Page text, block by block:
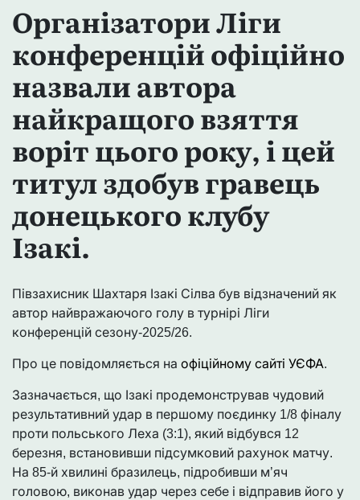
Організатори Ліги
конференцій офіційно
назвали автора
найкращого взяття
воріт цього року, і цей
титул здобув гравець
донецького клубу
Ізакі.
Півзахисник Шахтаря Ізакі Сілва був відзначений як
автор найвражаючого голу в турнірі Ліги
конференцій сезону-2025/26.
Про це повідомляється на офіційному сайті УЄФА.
Зазначається, що Ізакі продемонстрував чудовий
результативний удар в першому поєдинку 1/8 фіналу
проти польського Леха (3:1), який відбувся 12
березня, встановивши підсумковий рахунок матчу.
На 85-й хвилині бразилець, підробивши м’яч
головою, виконав удар через себе і відправив його у